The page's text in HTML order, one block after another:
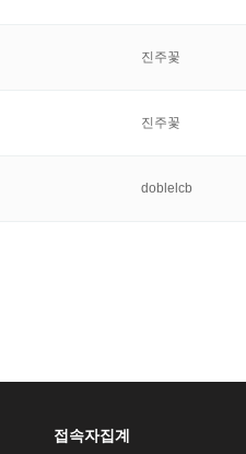
진주꽃
진주꽃
doblelcb
접속자집계